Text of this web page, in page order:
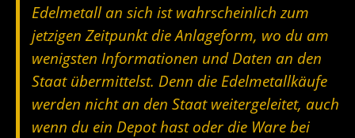
Edelmetall an sich ist wahrscheinlich zum
jetzigen Zeitpunkt die Anlageform, wo du am
wenigsten Informationen und Daten an den
Staat übermittelst. Denn die Edelmetallkäufe
werden nicht an den Staat weitergeleitet, auch
wenn du ein Depot hast oder die Ware bei